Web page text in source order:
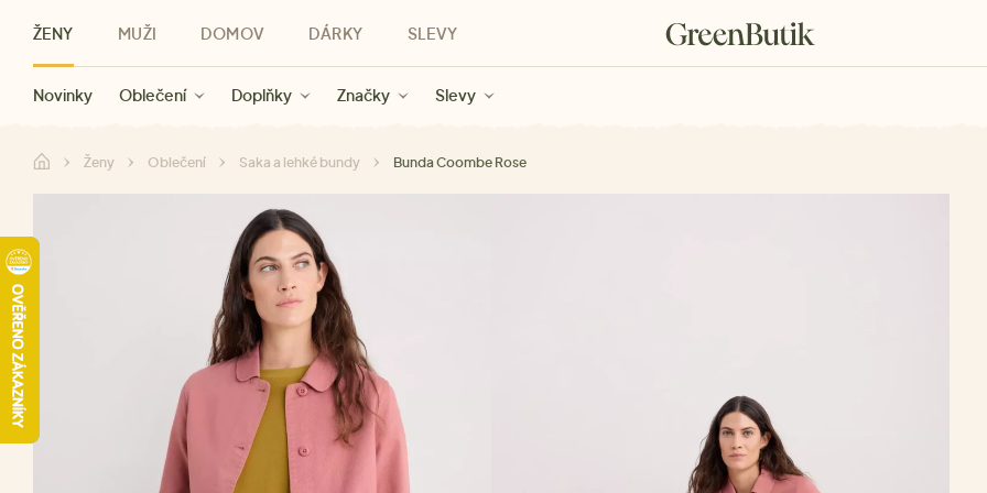
ŽENY
Novinky Oblečení Doplňky Značky Slevy
MUŽI
Novinky Oblečení Značky Slevy
DOMOV
Kategorie Značky Slevy
DÁRKY
Pro ženy Pro muže Pro děti Pro všechny Dárkové poukazy
SLEVY
Slevy ženy Slevy muži
Ženy Oblečení Saka a lehké bundy Bunda Coombe Rose